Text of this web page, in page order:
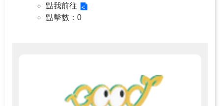
點我前往
點擊數 ：0